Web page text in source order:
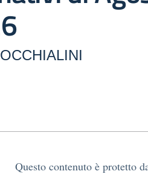
Questo contenuto è protetto